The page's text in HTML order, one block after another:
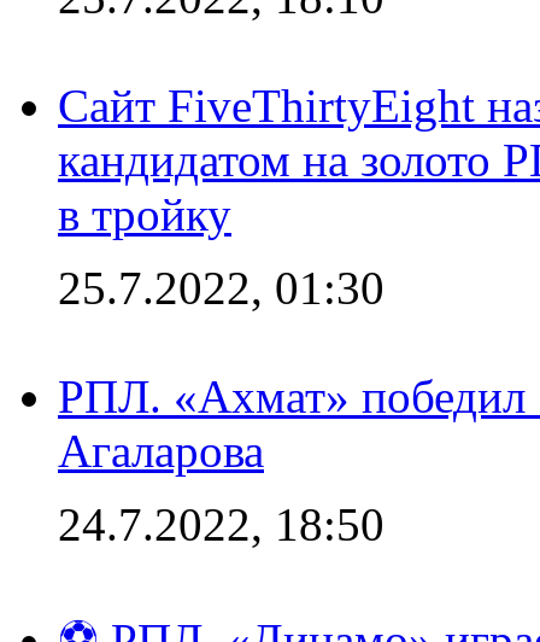
Сайт FiveThirtyEight
кандидатом на
в тройку
25.7.2022, 01:30
РПЛ. «Ахмат» победил
Агаларова
24.7.2022, 18:50